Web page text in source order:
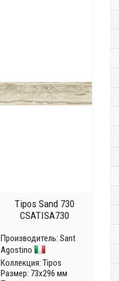
Tipos Sand 730
CSATISA730
Производитель: Sant
Agostino
Коллекция: Tipos
Размер: 73x296 мм